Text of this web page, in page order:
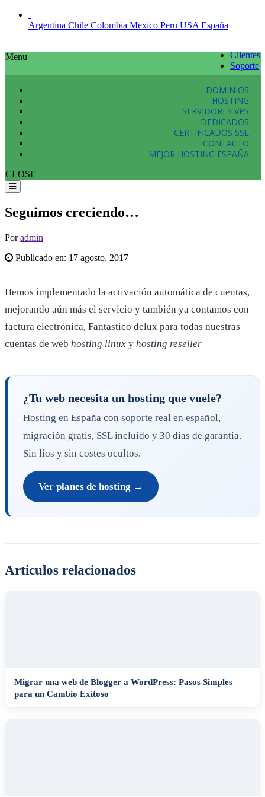
Argentina Chile Colombia Mexico Peru USA España
Clientes
Soporte
Menu
DOMINIOS
HOSTING
SERVIDORES VPS
DEDICADOS
CERTIFICADOS SSL
CONTACTO
MEJOR HOSTING ESPAÑA
CLOSE
Seguimos creciendo…
Poradmin
Publicado en: 17 agosto, 2017
Hemos implementado la activación automática de cuentas,
mejorando aún más el servicio y también ya contamos con
factura electrónica, Fantastico delux para todas nuestras
cuentas de web hosting linux y hosting reseller
¿Tu web necesita un hosting que vuele?
Hosting en España con soporte real en español,
migración gratis, SSL incluido y 30 días de garantía.
Sin líos y sin costes ocultos.
Ver planes de hosting →
Articulos relacionados
Migrar una web de Blogger a WordPress: Pasos Simples
para un Cambio Exitoso